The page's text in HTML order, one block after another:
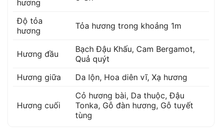
hương
Độ tỏa
hương
Tỏa hương trong khoảng 1m
Hương đầu Bạch Đậu Khấu, Cam Bergamot,
Quả quýt
Hương giữa
Da lộn, Hoa diên vĩ, Xạ hương
Hương cuối
Cỏ hương bài, Da thuộc,Đậu
Tonka, Gỗ đàn hương, Gỗ tuyết
tùng